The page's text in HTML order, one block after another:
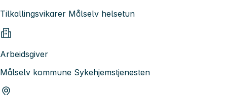
Tilkallingsvikarer Målselv helsetun
Arbeidsgiver
Målselv kommune Sykehjemstjenesten